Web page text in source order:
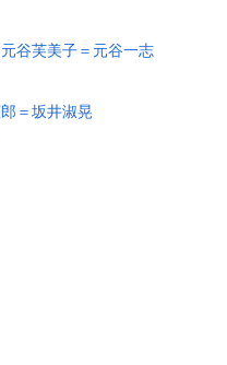
谷芙美子＝元谷一志
＝坂井淑晃